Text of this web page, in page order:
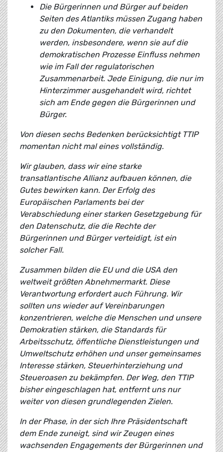
Die Bürgerinnen und Bürger auf beiden
Seiten des Atlantiks müssen Zugang haben
zu den Dokumenten, die verhandelt
werden, insbesondere, wenn sie auf die
demokratischen Prozesse Einfluss nehmen
wie im Fall der regulatorischen
Zusammenarbeit. Jede Einigung, die nur im
Hinterzimmer ausgehandelt wird, richtet
sich am Ende gegen die Bürgerinnen und
Bürger.
Von diesen sechs Bedenken berücksichtigt TTIP
momentan nicht mal eines vollständig.
Wir glauben, dass wir eine starke
transatlantische Allianz aufbauen können, die
Gutes bewirken kann. Der Erfolg des
Europäischen Parlaments bei der
Verabschiedung einer starken Gesetzgebung für
den Datenschutz, die die Rechte der
Bürgerinnen und Bürger verteidigt, ist ein
solcher Fall.
Zusammen bilden die EU und die USA den
weltweit größten Abnehmermarkt. Diese
Verantwortung erfordert auch Führung. Wir
sollten uns wieder auf Vereinbarungen
konzentrieren, welche die Menschen und unsere
Demokratien stärken, die Standards für
Arbeitsschutz, öffentliche Dienstleistungen und
Umweltschutz erhöhen und unser gemeinsames
Interesse stärken, Steuerhinterziehung und
Steueroasen zu bekämpfen. Der Weg, den TTIP
bisher eingeschlagen hat, entfernt uns nur
weiter von diesen grundlegenden Zielen.
In der Phase, in der sich Ihre Präsidentschaft
dem Ende zuneigt, sind wir Zeugen eines
wachsenden Engagements der Bürgerinnen und